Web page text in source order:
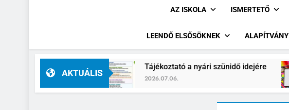
AZ ISKOLA ISMERTETŐ
LEENDŐ ELSŐSÖKNEK ALAPÍTVÁNY
AKTUÁLIS
Tájékoztató a nyári szünidő idejére
2026.07.06.